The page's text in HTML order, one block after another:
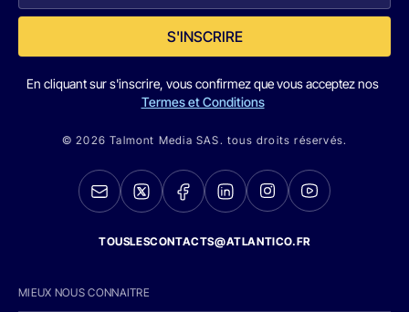
S'INSCRIRE
En cliquant sur s'inscrire, vous confirmez que vous acceptez nos
Termes et Conditions
© 2026 Talmont Media SAS. tous droits réservés.
TOUSLESCONTACTS@ATLANTICO.FR
MIEUX NOUS CONNAITRE